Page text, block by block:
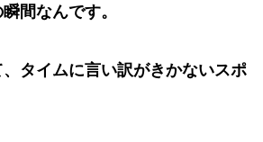
間なんです。
、タイムに言い訳がきかないスポ